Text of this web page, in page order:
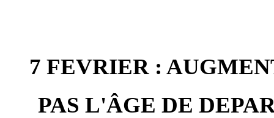
7 FEVRIER :
PAS L'ÂGE DE